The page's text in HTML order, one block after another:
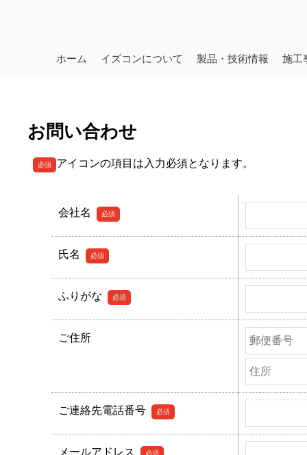
ホーム イズコンについて 製品・技術情報 施工
お問い合わせ
必須 アイコンの項目は入力必須となります。
ィ
ー
ル
ド
は
ま
ま
に
し
会社名 必須
氏名 必須
ふりがな 必須
ご住所
ご連絡先電話番号 必須
メールアドレス 必須